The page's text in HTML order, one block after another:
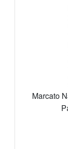
Marcato